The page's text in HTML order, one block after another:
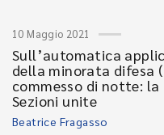
10 Maggio 2021
Sull’automatica
della minorata difesa
commesso di notte:
Sezioni unite
Beatrice Fragasso